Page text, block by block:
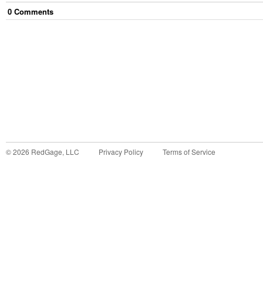
0 Comments
©2026 RedGage, LLC Privacy Policy Terms of Service